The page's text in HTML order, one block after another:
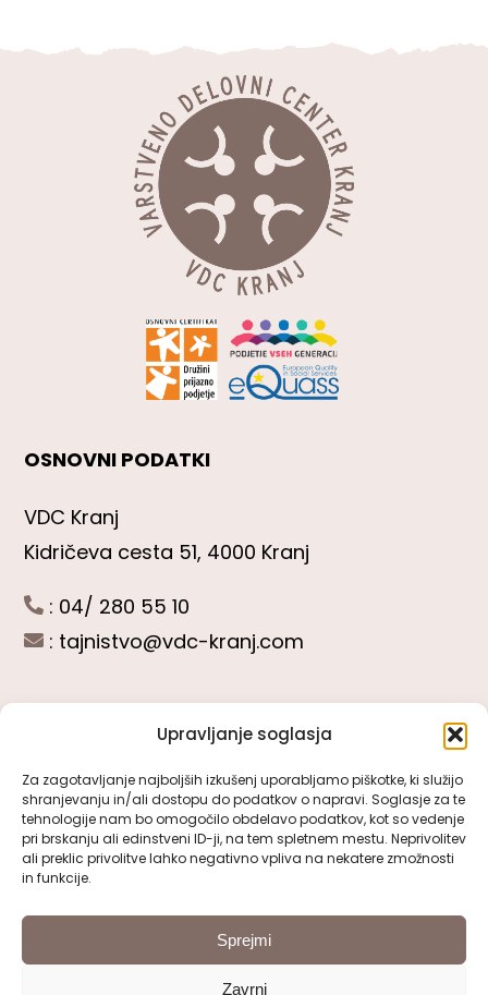
Upravljanje soglasja
Za zagotavljanje najboljših izkušenj uporabljamo piškotke, ki služijo
shranjevanju in/ali dostopu do podatkov o napravi. Soglasje za te
tehnologije nam bo omogočilo obdelavo podatkov, kot so vedenje
pri brskanju ali edinstveni ID-ji, na tem spletnem mestu. Neprivolitev
ali preklic privolitve lahko negativno vpliva na nekatere zmožnosti
in funkcije.
Sprejmi
Zavrni
OSNOVNI PODATKI
VDC Kranj
Kidričeva cesta 51, 4000 Kranj
: 04/ 280 55 10
: tajnistvo@vdc-kranj.com
Toggle
Navigation
Predstavitev VDC Kranj
Pomembni obrazci
SLEDITE NAM